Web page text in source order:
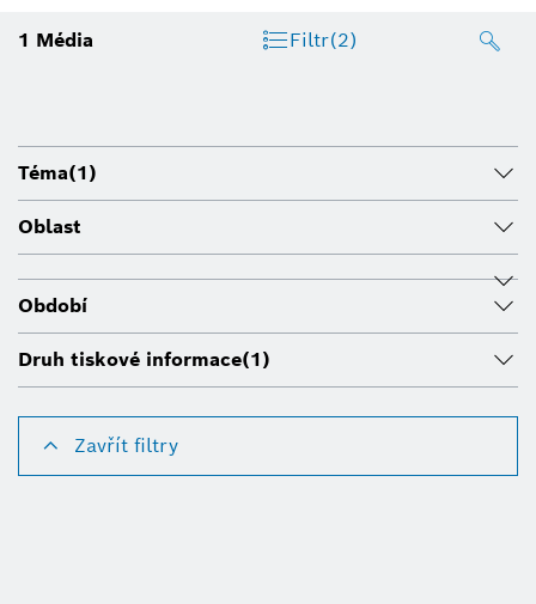
1 Média Filtr(2)
Téma(1)
Oblast
Období
Druh tiskové informace(1)
Zavřít filtry